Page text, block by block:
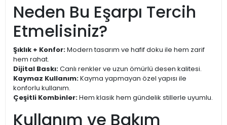
Neden Bu Eşarpı Tercih
Etmelisiniz?
Şıklık + Konfor:Modern tasarım ve hafif doku ile hem zarif
hem rahat.
Dijital Baskı:Canlı renkler ve uzun ömürlü desen kalitesi.
Kaymaz Kullanım:Kayma yapmayan özel yapısı ile
konforlu kullanım.
Çeşitli Kombinler:Hem klasik hem gündelik stillerle uyumlu.
Kullanım ve Bakım